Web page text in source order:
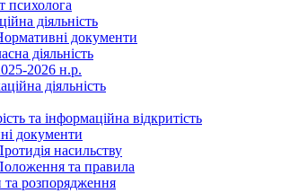
психолога
діяльність
документи
діяльність
2026 н.р.
діяльність
та інформаційна відкритість
документи
насильству
та правила
та розпорядження